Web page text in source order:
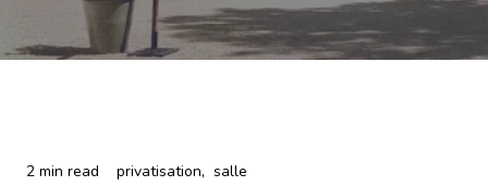
2 min read privatisation, salle